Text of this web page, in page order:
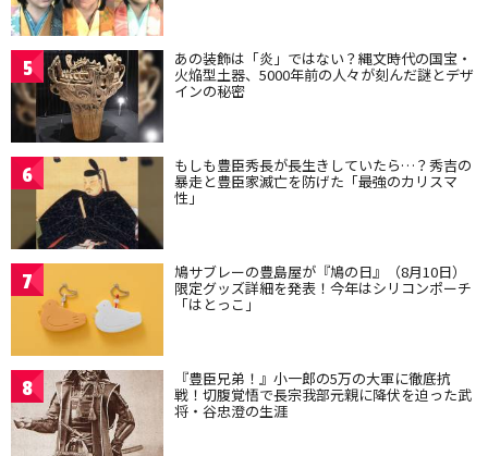
5 あの装飾は「炎」ではない？縄文時代の国宝・
火焔型土器、5000年前の人々が刻んだ謎とデザ
インの秘密
6 もしも豊臣秀長が長生きしていたら…？秀吉の
暴走と豊臣家滅亡を防げた「最強のカリスマ
性」
7 鳩サブレーの豊島屋が『鳩の日』（8月10日）
限定グッズ詳細を発表！今年はシリコンポーチ
「はとっこ」
8 『豊臣兄弟！』小一郎の5万の大軍に徹底抗
戦！切腹覚悟で長宗我部元親に降伏を迫った武
将・谷忠澄の生涯